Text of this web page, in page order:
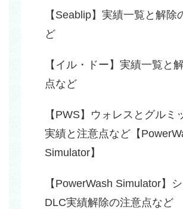
【Seablip】実績一覧と解除
ど
【イル・ドー】実績一覧と
点など
【PWS】ウォレスとグルミ
実績と注意点など【
Simulator】
【PowerWash Simulator】
DLC実績解除の注意点など